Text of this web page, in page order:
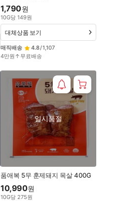
1,790원
10G당 149원
매직배송 4.8/1,107
4만원↑무료배송
대체상품 보기
품애복 5무 훈제돼지 목살 400G
일시품절
10,990원
10G당 275원